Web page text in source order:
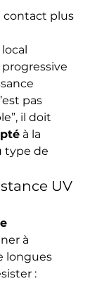
contact plus
pas
il doit
à la
type de
UV
à
longues
: